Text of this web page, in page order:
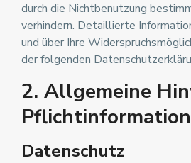
durch die Nichtbenutzung
verhindern. Detaillierte
und über Ihre
der folgenden
2. Allgemeine
Datenschutz